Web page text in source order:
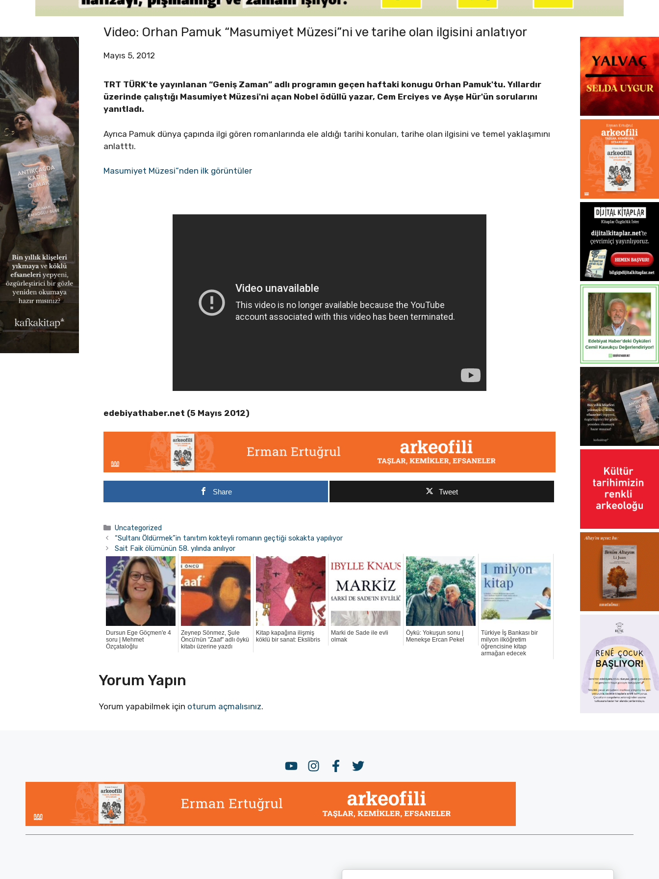
Video: Orhan Pamuk “Masumiyet Müzesi”ni ve tarihe olan ilgisini anlatıyor
Mayıs 5, 2012
TRT TÜRK'te yayınlanan “Geniş Zaman” adlı programın geçen haftaki konugu Orhan Pamuk'tu. Yıllardır
üzerinde çalıştığı Masumiyet Müzesi'ni açan Nobel ödüllü yazar, Cem Erciyes ve Ayşe Hür'ün sorularını
yanıtladı.
Ayrıca Pamuk dünya çapında ilgi gören romanlarında ele aldığı tarihi konuları, tarihe olan ilgisini ve temel yaklaşımını
anlatttı.
Masumiyet Müzesi”nden ilk görüntüler
edebiyathaber.net (5 Mayıs 2012)
Share Tweet
Kategoriler
Uncategorized
“Sultanı Öldürmek”in tanıtım kokteyli romanın geçtiği sokakta yapılıyor
Sait Faik ölümünün 58. yılında anılıyor
Dursun Ege Göçmen'e 4
soru | Mehmet
Özçataloğlu
Zeynep Sönmez, Şule
Öncü'nün "Zaaf" adlı öykü
kitabı üzerine yazdı
Kitap kapağına ilişmiş
köklü bir sanat: Ekslibris
Marki de Sade ile evli
olmak
Öykü: Yokuşun sonu |
Menekşe Ercan Pekel
Türkiye İş Bankası bir
milyon ilköğretim
öğrencisine kitap
armağan edecek
Yorum Yapın
Yorum yapabilmek için oturum açmalısınız.